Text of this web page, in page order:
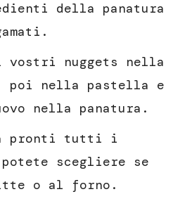
della panatura
vostri nuggets nella
poi nella pastella e
nella panatura.
pronti tutti i
potete scegliere se
o al forno.